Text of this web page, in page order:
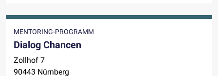
MENTORING-PROGRAMM
Dialog Chancen
Zollhof 7
90443 Nürnberg